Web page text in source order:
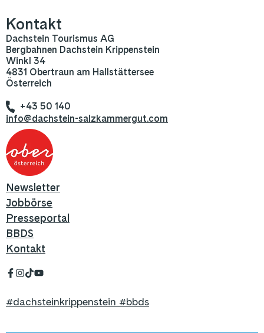
Kontakt
Dachstein Tourismus AG
Bergbahnen Dachstein Krippenstein
Winkl 34
4831 Obertraun am Hallstättersee
Österreich
+43 50 140
info@dachstein-salzkammergut.com
Newsletter
Jobbörse
Presseportal
BBDS
Kontakt
#dachsteinkrippenstein #bbds